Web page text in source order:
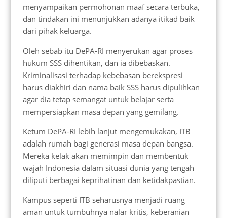
menyampaikan permohonan maaf secara terbuka,
dan tindakan ini menunjukkan adanya itikad baik
dari pihak keluarga.
Oleh sebab itu DePA-RI menyerukan agar proses
hukum SSS dihentikan, dan ia dibebaskan.
Kriminalisasi terhadap kebebasan berekspresi
harus diakhiri dan nama baik SSS harus dipulihkan
agar dia tetap semangat untuk belajar serta
mempersiapkan masa depan yang gemilang.
Ketum DePA-RI lebih lanjut mengemukakan, ITB
adalah rumah bagi generasi masa depan bangsa.
Mereka kelak akan memimpin dan membentuk
wajah Indonesia dalam situasi dunia yang tengah
diliputi berbagai keprihatinan dan ketidakpastian.
Kampus seperti ITB seharusnya menjadi ruang
aman untuk tumbuhnya nalar kritis, keberanian